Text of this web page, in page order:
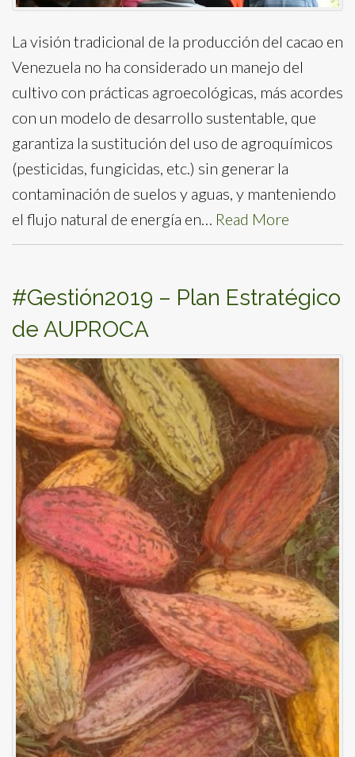
La visión tradicional de la producción del cacao en
Venezuela no ha considerado un manejo del
cultivo con prácticas agroecológicas, más acordes
con un modelo de desarrollo sustentable, que
garantiza la sustitución del uso de agroquímicos
(pesticidas, fungicidas, etc.) sin generar la
contaminación de suelos y aguas, y manteniendo
el flujo natural de energía en… Read More
#Gestión2019 – Plan Estratégico
de AUPROCA